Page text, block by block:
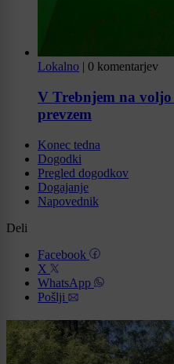
Lokalno | 0 komentarjev
V Trebnjem na
prevzem
Konec tedna
Dogodki
Pregled dogodkov
Dogajanje
Napovednik
Deli
Facebook
X
WhatsApp
Pošlji